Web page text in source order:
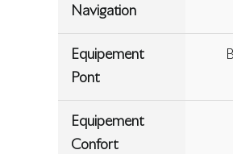
Navigation
Equipement
Pont
Equipement
Confort